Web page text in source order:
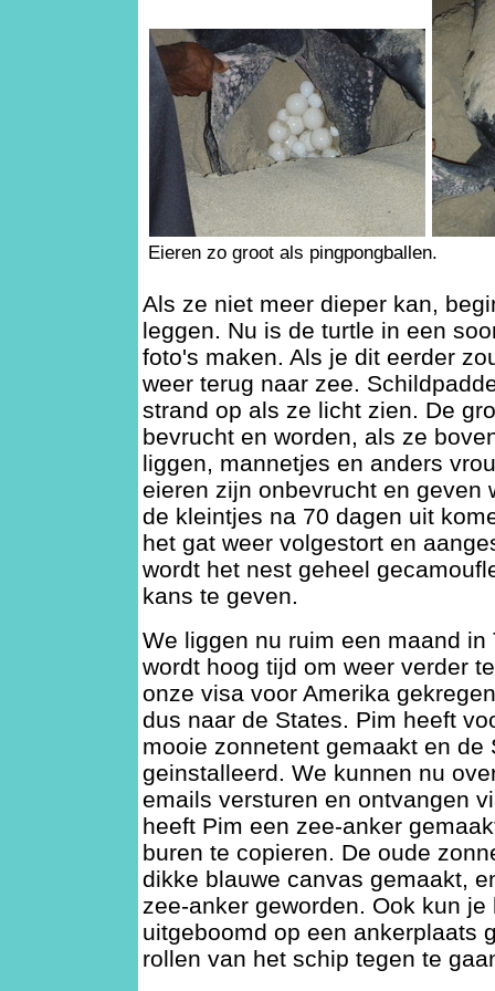
Eieren zo groot als pingpongballen.
Als ze niet meer dieper kan,
leggen. Nu is de turtle in een
foto's maken. Als je dit eerder
weer terug naar zee.
strand op als ze licht zien. De
bevrucht en worden, als ze
liggen, mannetjes en anders
eieren zijn onbevrucht en geven
de kleintjes na 70 dagen uit
het gat weer volgestort en
wordt het nest geheel
kans te geven.
We liggen nu ruim een maand in
wordt hoog tijd om weer verder
onze visa voor Amerika
dus naar de States. Pim heeft
mooie zonnetent gemaakt en de
geinstalleerd. We kunnen nu
emails versturen en ontvangen
heeft Pim een zee-anker
buren te copieren. De oude
dikke blauwe canvas gemaakt,
zee-anker geworden. Ook kun je
uitgeboomd op een ankerplaats
rollen van het schip tegen te